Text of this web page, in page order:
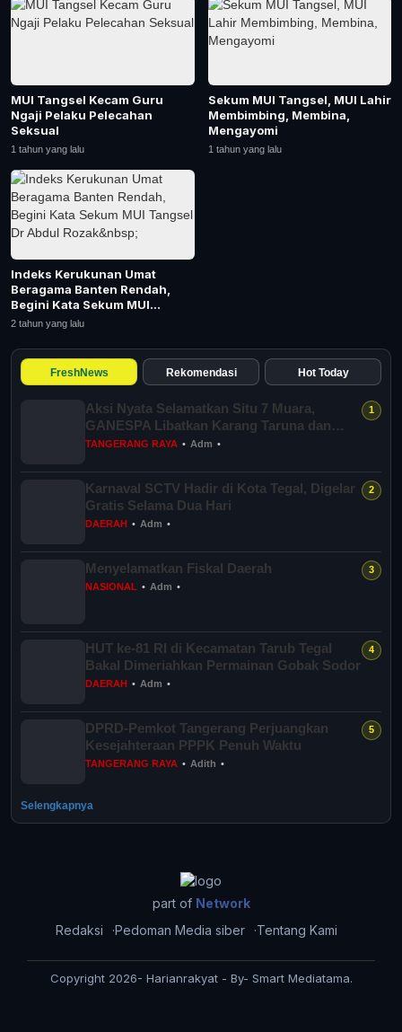
MUI Tangsel Kecam Guru
Ngaji Pelaku Pelecahan
Seksual
1 tahun yang lalu
Sekum MUI Tangsel, MUI Lahir
Membimbing, Membina,
Mengayomi
1 tahun yang lalu
Indeks Kerukunan Umat
Beragama Banten Rendah,
Begini Kata Sekum MUI
Tangsel Dr Abdul Rozak...
2 tahun yang lalu
FreshNews Rekomendasi Hot Today
Aksi Nyata Selamatkan Situ 7 Muara,
GANESPA Libatkan Karang Taruna dan
Komunitas
TANGERANG RAYA • Adm •
Karnaval SCTV Hadir di Kota Tegal, Digelar
Gratis Selama Dua Hari
DAERAH • Adm •
Menyelamatkan Fiskal Daerah
NASIONAL • Adm •
HUT ke-81 RI di Kecamatan Tarub Tegal
Bakal Dimeriahkan Permainan Gobak Sodor
DAERAH • Adm •
DPRD-Pemkot Tangerang Perjuangkan
Kesejahteraan PPPK Penuh Waktu
TANGERANG RAYA • Adith •
Selengkapnya
part of Network
Redaksi
Pedoman Media siber Tentang Kami
Copyright 2026- Harianrakyat - By- Smart Mediatama.